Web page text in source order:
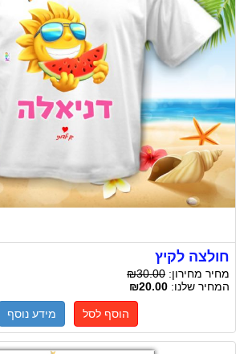
חולצה לקיץ
מחיר מחירון: ₪30.00
המחיר שלנו: ₪20.00
הוסף לסל מידע נוסף